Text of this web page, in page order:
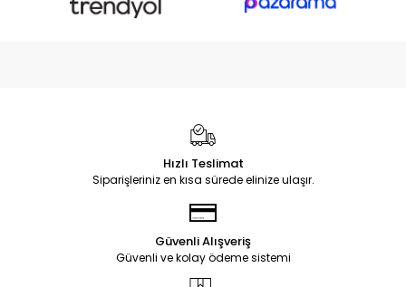
Hızlı Teslimat
Siparişleriniz en kısa sürede elinize ulaşır.
Güvenli Alışveriş
Güvenli ve kolay ödeme sistemi